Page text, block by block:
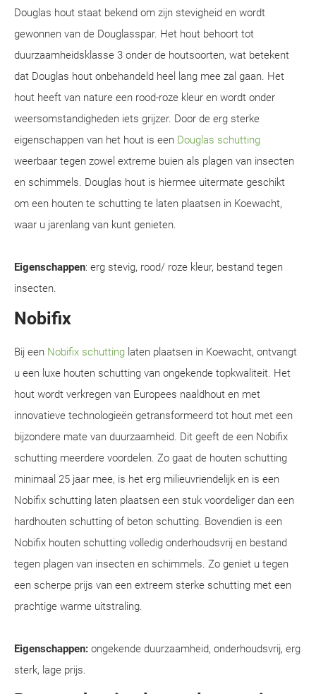
Douglas hout staat bekend om zijn stevigheid en wordt
gewonnen van de Douglasspar. Het hout behoort tot
duurzaamheidsklasse 3 onder de houtsoorten, wat betekent
dat Douglas hout onbehandeld heel lang mee zal gaan. Het
hout heeft van nature een rood-roze kleur en wordt onder
weersomstandigheden iets grijzer. Door de erg sterke
eigenschappen van het hout is een Douglas schutting
weerbaar tegen zowel extreme buien als plagen van insecten
en schimmels. Douglas hout is hiermee uitermate geschikt
om een houten te schutting te laten plaatsen in Koewacht,
waar u jarenlang van kunt genieten.
Eigenschappen: erg stevig, rood/ roze kleur, bestand tegen
insecten.
Nobifix
Bij een Nobifix schutting laten plaatsen in Koewacht, ontvangt
u een luxe houten schutting van ongekende topkwaliteit. Het
hout wordt verkregen van Europees naaldhout en met
innovatieve technologieën getransformeerd tot hout met een
bijzondere mate van duurzaamheid. Dit geeft de een Nobifix
schutting meerdere voordelen. Zo gaat de houten schutting
minimaal 25 jaar mee, is het erg milieuvriendelijk en is een
Nobifix schutting laten plaatsen een stuk voordeliger dan een
hardhouten schutting of beton schutting. Bovendien is een
Nobifix houten schutting volledig onderhoudsvrij en bestand
tegen plagen van insecten en schimmels. Zo geniet u tegen
een scherpe prijs van een extreem sterke schutting met een
prachtige warme uitstraling.
Eigenschappen: ongekende duurzaamheid, onderhoudsvrij, erg
sterk, lage prijs.